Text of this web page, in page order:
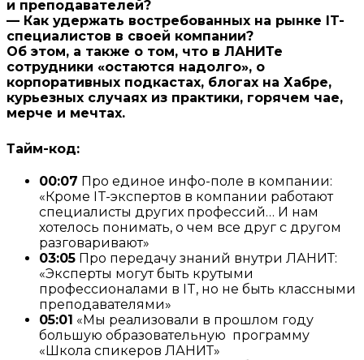
и преподавателей?
— Как удержать востребованных на рынке IT-
специалистов в своей компании?
Об этом, а также о том, что в ЛАНИТе
сотрудники «остаются надолго», о
корпоративных подкастах, блогах на Хабре,
курьезных случаях из практики, горячем чае,
мерче и мечтах.
Тайм-код:
00:07 Про единое инфо-поле в компании:
«Кроме IT-экспертов в компании работают
специалисты других профессий… И нам
хотелось понимать, о чем все друг с другом
разговаривают»
03:05 Про передачу знаний внутри ЛАНИТ:
«Эксперты могут быть крутыми
профессионалами в IT, но не быть классными
преподавателями»
05:01 «Мы реализовали в прошлом году
большую образовательную программу
«Школа спикеров ЛАНИТ»